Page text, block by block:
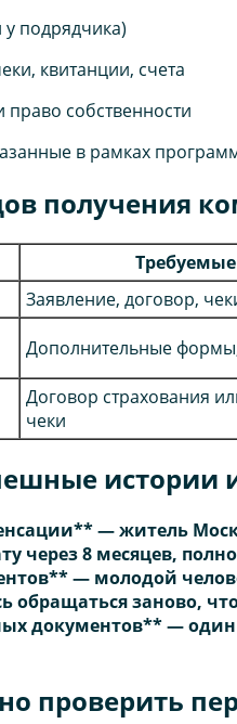
подрядчика)
квитанции, счета
собственности
в рамках
получения
Заявление, договор,
Дополнительные
Договор страхования
чеки
истории
— житель
через 8 месяцев,
— молодой
обращаться заново,
документов** — один
проверить